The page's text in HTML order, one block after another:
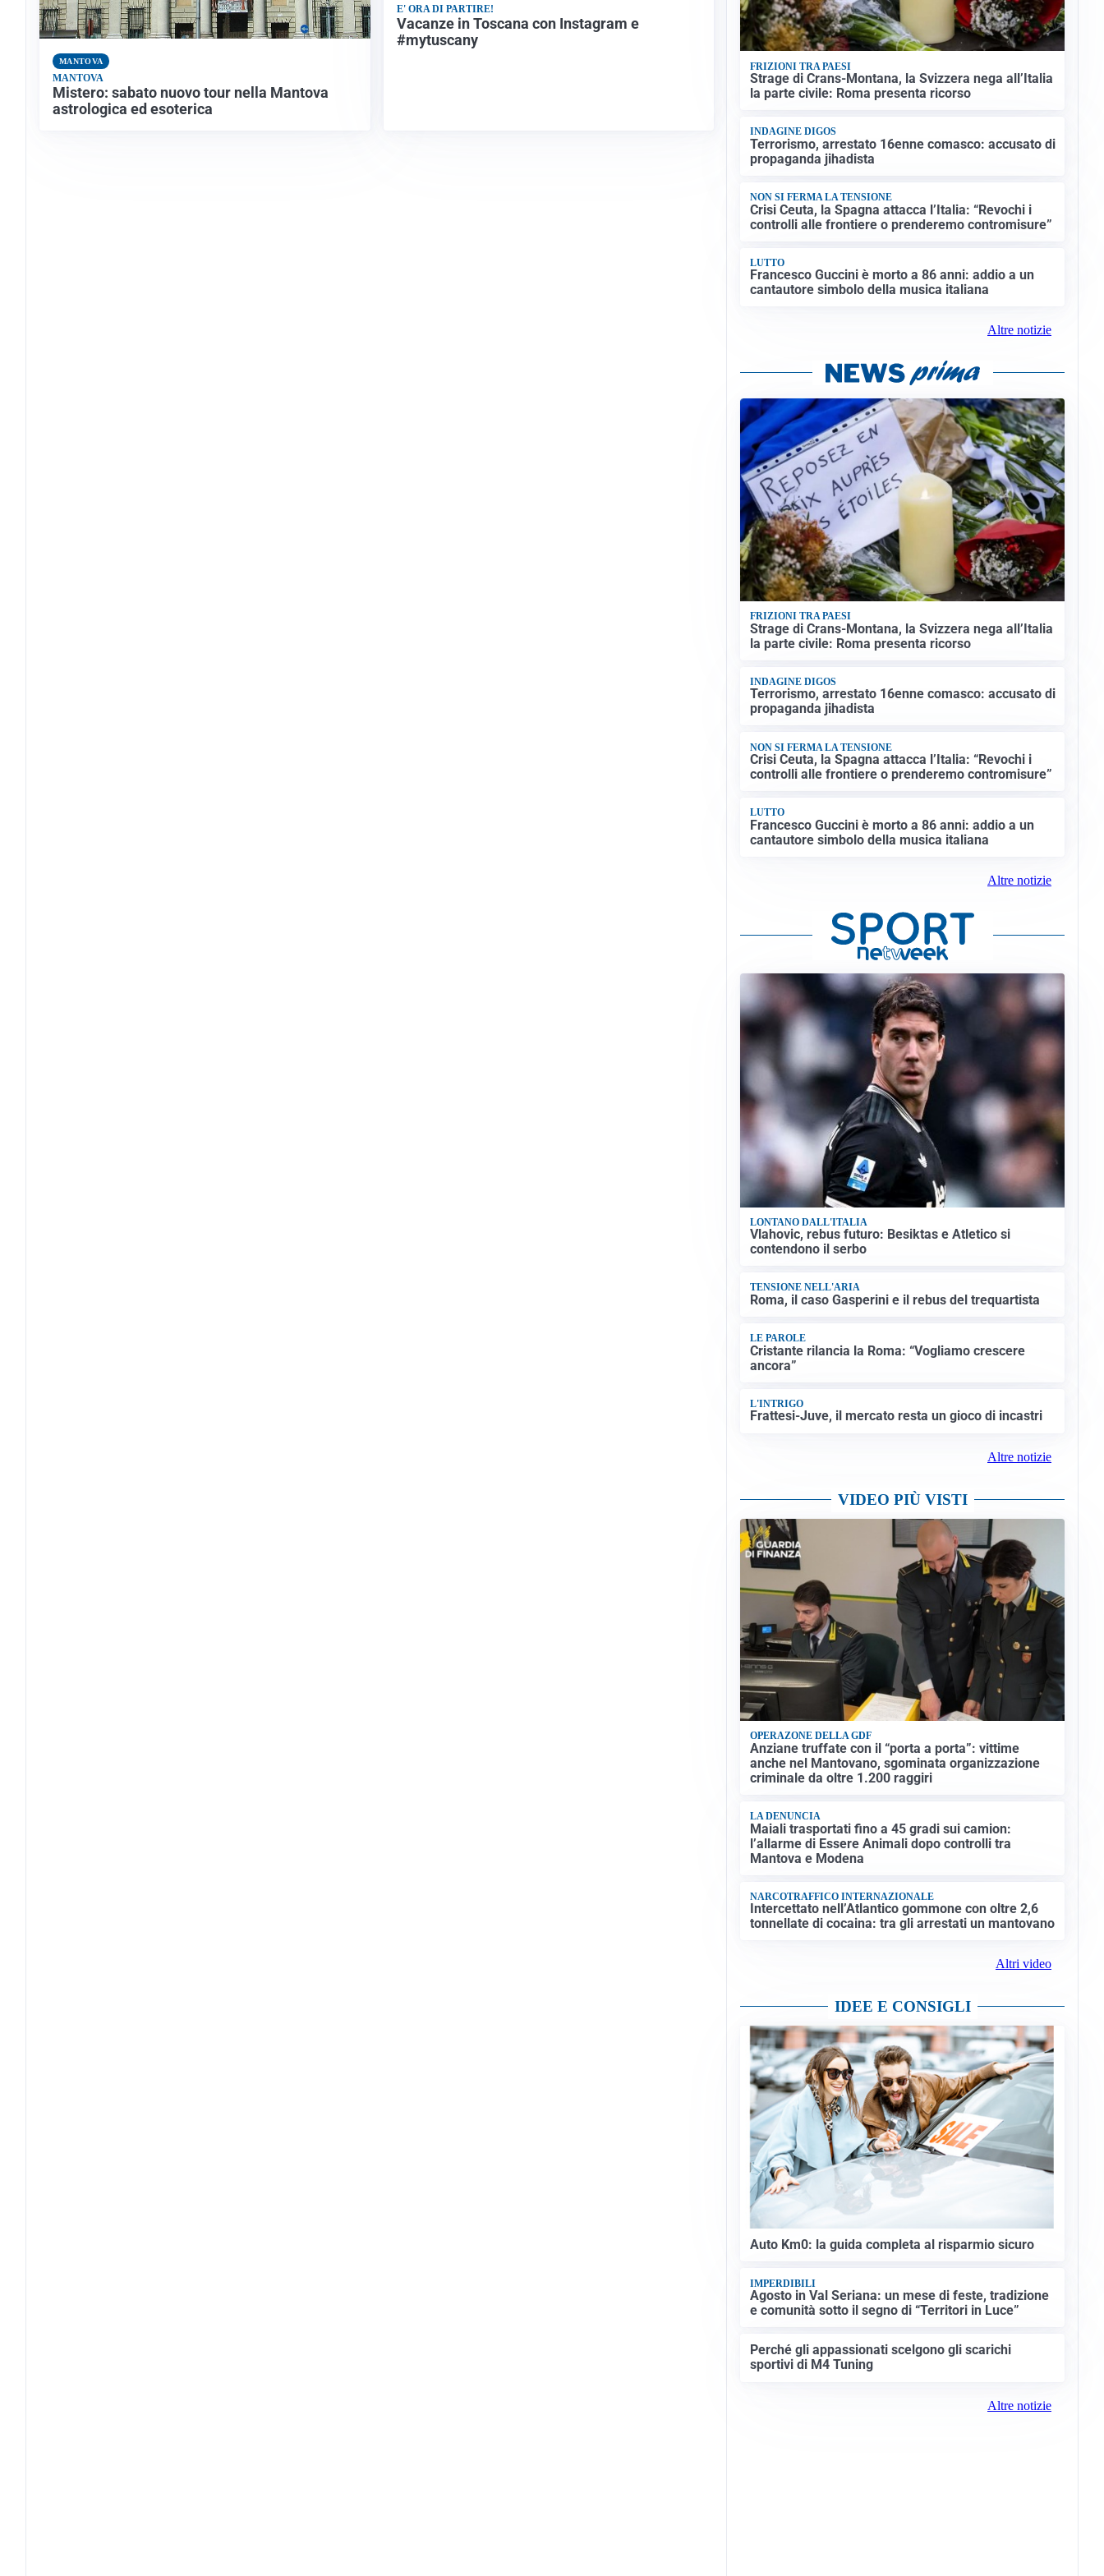
MANTOVA
MANTOVA
Mistero: sabato nuovo tour nella Mantova
astrologica ed esoterica
E' ORA DI PARTIRE!
Vacanze in Toscana con Instagram e
#mytuscany
FRIZIONI TRA PAESI
Strage di Crans-Montana, la Svizzera nega all’Italia
la parte civile: Roma presenta ricorso
INDAGINE DIGOS
Terrorismo, arrestato 16enne comasco: accusato di
propaganda jihadista
NON SI FERMA LA TENSIONE
Crisi Ceuta, la Spagna attacca l’Italia: “Revochi i
controlli alle frontiere o prenderemo contromisure”
LUTTO
Francesco Guccini è morto a 86 anni: addio a un
cantautore simbolo della musica italiana
Altre notizie
FRIZIONI TRA PAESI
Strage di Crans-Montana, la Svizzera nega all’Italia
la parte civile: Roma presenta ricorso
INDAGINE DIGOS
Terrorismo, arrestato 16enne comasco: accusato di
propaganda jihadista
NON SI FERMA LA TENSIONE
Crisi Ceuta, la Spagna attacca l’Italia: “Revochi i
controlli alle frontiere o prenderemo contromisure”
LUTTO
Francesco Guccini è morto a 86 anni: addio a un
cantautore simbolo della musica italiana
Altre notizie
LONTANO DALL'ITALIA
Vlahovic, rebus futuro: Besiktas e Atletico si
contendono il serbo
TENSIONE NELL'ARIA
Roma, il caso Gasperini e il rebus del trequartista
LE PAROLE
Cristante rilancia la Roma: “Vogliamo crescere
ancora”
L'INTRIGO
Frattesi-Juve, il mercato resta un gioco di incastri
Altre notizie
VIDEO PIÙ VISTI
OPERAZONE DELLA GDF
Anziane truffate con il “porta a porta”: vittime
anche nel Mantovano, sgominata organizzazione
criminale da oltre 1.200 raggiri
LA DENUNCIA
Maiali trasportati fino a 45 gradi sui camion:
l’allarme di Essere Animali dopo controlli tra
Mantova e Modena
NARCOTRAFFICO INTERNAZIONALE
Intercettato nell’Atlantico gommone con oltre 2,6
tonnellate di cocaina: tra gli arrestati un mantovano
Altri video
IDEE E CONSIGLI
Auto Km0: la guida completa al risparmio sicuro
IMPERDIBILI
Agosto in Val Seriana: un mese di feste, tradizione
e comunità sotto il segno di “Territori in Luce”
Perché gli appassionati scelgono gli scarichi
sportivi di M4 Tuning
Altre notizie